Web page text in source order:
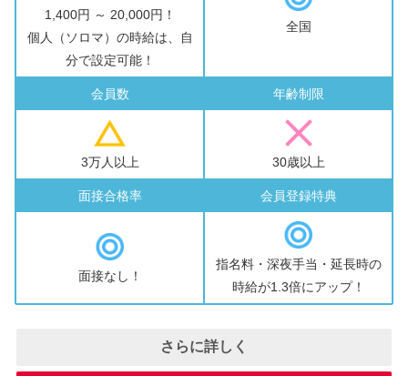
1,400円 ～ 20,000円！
個人（ソロマ）の時給は、自
分で設定可能！
全国
会員数
3万人以上
年齢制限
30歳以上
面接合格率
面接なし！
会員登録特典
指名料・深夜手当・延長時の
時給が1.3倍にアップ！
さらに詳しく